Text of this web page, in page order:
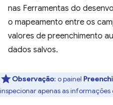
nas Ferramentas do
o mapeamento entre os
valores de preenchimento
dados salvos.
Observação: o painel
inspecionar apenas as